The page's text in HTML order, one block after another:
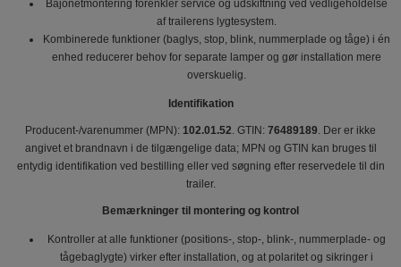
Bajonetmontering forenkler service og udskiftning ved vedligeholdelse
af trailerens lygtesystem.
Kombinerede funktioner (baglys, stop, blink, nummerplade og tåge) i én
enhed reducerer behov for separate lamper og gør installation mere
overskuelig.
Identifikation
Producent-/varenummer (MPN): 102.01.52 . GTIN: 76489189 . Der er ikke
angivet et brandnavn i de tilgængelige data; MPN og GTIN kan bruges til
entydig identifikation ved bestilling eller ved søgning efter reservedele til din
trailer.
Bemærkninger til montering og kontrol
Kontroller at alle funktioner (positions-, stop-, blink-, nummerplade- og
tågebaglygte) virker efter installation, og at polaritet og sikringer i